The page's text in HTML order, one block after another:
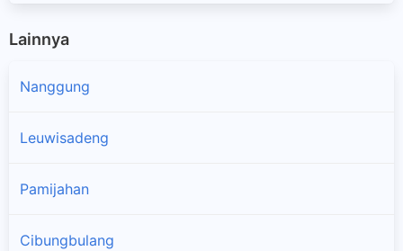
Lainnya
Nanggung
Leuwisadeng
Pamijahan
Cibungbulang